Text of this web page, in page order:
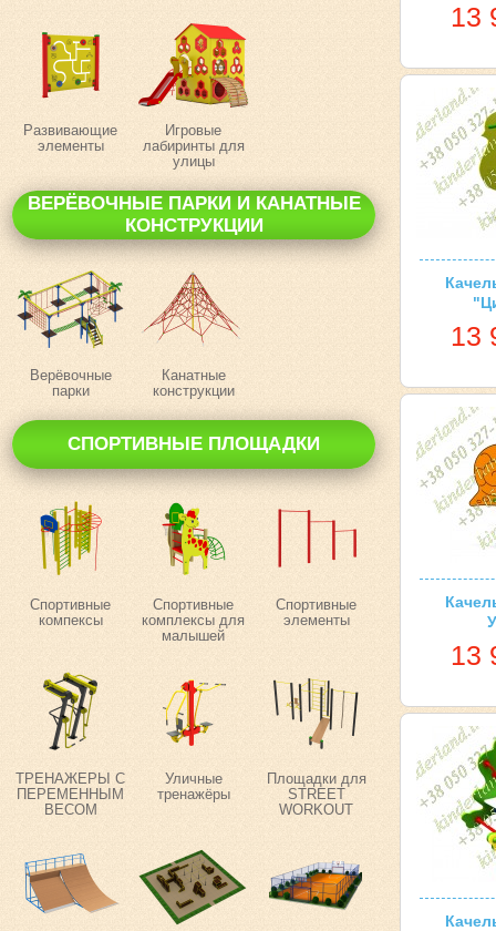
Развивающие
элементы
Игровые
лабиринты для
улицы
ВЕРЁВОЧНЫЕ ПАРКИ И КАНАТНЫЕ
КОНСТРУКЦИИ
Верёвочные
парки
Канатные
конструкции
СПОРТИВНЫЕ ПЛОЩАДКИ
Спортивные
компексы
Спортивные
комплексы для
малышей
Спортивные
элементы
ТРЕНАЖЕРЫ С
ПЕРЕМЕННЫМ
ВЕСОМ
Уличные
тренажёры
Площадки для
STREET
WORKOUT
13
13
13